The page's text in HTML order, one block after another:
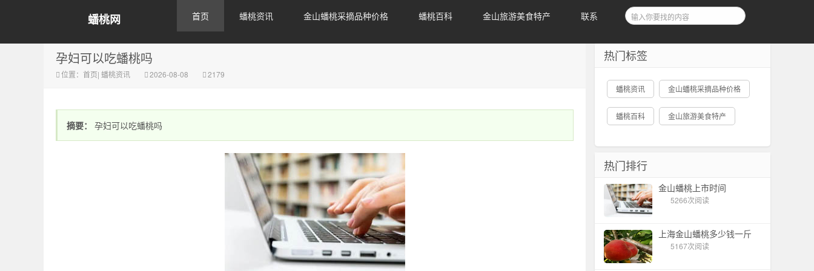
蟠桃网 首页 蟠桃资讯 金山蟠桃采摘品种价格 蟠桃百科 金山旅游美食特产 联系
孕妇可以吃蟠桃吗
位置： 首页| 蟠桃资讯 2026-08-08 2179
摘要： 孕妇可以吃蟠桃吗
热门标签
蟠桃资讯 金山蟠桃采摘品种价格
蟠桃百科 金山旅游美食特产
热门排行
金山蟠桃上市时间
5266次阅读
上海金山蟠桃多少钱一斤
5167次阅读